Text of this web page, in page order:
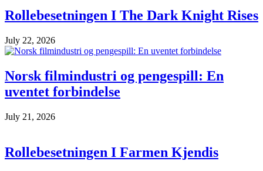
Rollebesetningen I The Dark Knight Rises
July 22, 2026
Norsk filmindustri og pengespill: En
uventet forbindelse
July 21, 2026
Rollebesetningen I Farmen Kjendis